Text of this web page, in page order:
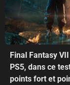
Final Fantasy
PS5, dans ce
points fort et